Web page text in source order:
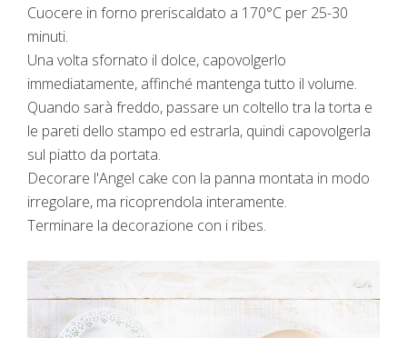
Cuocere in forno preriscaldato a 170°C per 25-30
minuti.
Una volta sfornato il dolce, capovolgerlo
immediatamente, affinché mantenga tutto il volume.
Quando sarà freddo, passare un coltello tra la torta e
le pareti dello stampo ed estrarla, quindi capovolgerla
sul piatto da portata.
Decorare l'Angel cake con la panna montata in modo
irregolare, ma ricoprendola interamente.
Terminare la decorazione con i ribes.